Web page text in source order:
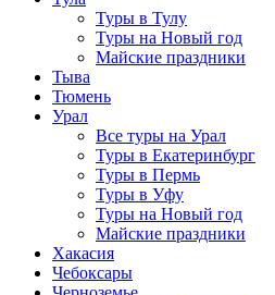
Туры в Тулу
Туры на Новый год
Майские праздники
Тыва
Тюмень
Урал
Все туры на Урал
Туры в Екатеринбург
Туры в Пермь
Туры в Уфу
Туры на Новый год
Майские праздники
Хакасия
Чебоксары